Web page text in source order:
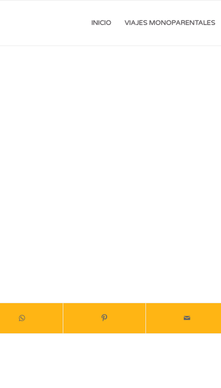
INICIO VIAJES MONOPARENTALES